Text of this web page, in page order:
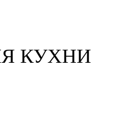
КУХНИ